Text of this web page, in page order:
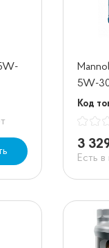
5W-
Код
3
Есть в